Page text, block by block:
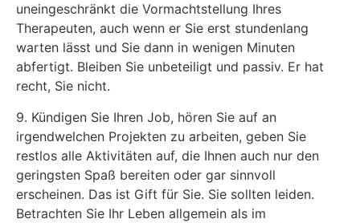
uneingeschränkt die Vormachtstellung Ihres
Therapeuten, auch wenn er Sie erst stundenlang
warten lässt und Sie dann in wenigen Minuten
abfertigt. Bleiben Sie unbeteiligt und passiv. Er hat
recht, Sie nicht.
9. Kündigen Sie Ihren Job, hören Sie auf an
irgendwelchen Projekten zu arbeiten, geben Sie
restlos alle Aktivitäten auf, die Ihnen auch nur den
geringsten Spaß bereiten oder gar sinnvoll
erscheinen. Das ist Gift für Sie. Sie sollten leiden.
Betrachten Sie Ihr Leben allgemein als im